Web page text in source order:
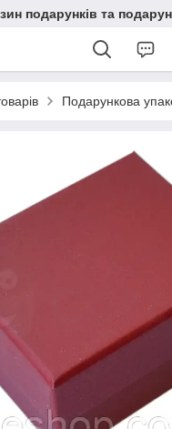
подарунків та
Подарункова